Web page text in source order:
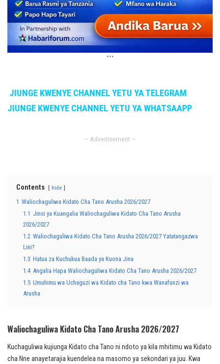
```
JIUNGE KWENYE CHANNEL YETU YA TELEGRAM
JIUNGE KWENYE CHANNEL YETU YA WHATSAAPP
– Advertisement –
Contents hide
1 Waliochaguliwa Kidato Cha Tano Arusha 2026/2027
1.1 Jinsi ya Kuangalia Waliochaguliwa Kidato Cha Tano Arusha
2026/2027
1.2 Waliochaguliwa Kidato Cha Tano Arusha 2026/2027 Yatatangazwa
Lini?
1.3 Hatua za Kuchukua Baada ya Kuona Jina
1.4 Angalia Hapa Waliochaguliwa Kidato Cha Tano Arusha 2026/2027
1.5 Umuhimu wa Uchaguzi wa Kidato cha Tano kwa Wanafunzi wa
Arusha
Waliochaguliwa Kidato Cha Tano Arusha 2026/2027
Kuchaguliwa kujiunga Kidato cha Tano ni ndoto ya kila mhitimu wa Kidato
cha Nne anayetarajia kuendelea na masomo ya sekondari ya juu. Kwa